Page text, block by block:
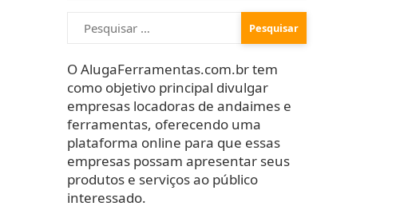
Pesquisar
por:
O AlugaFerramentas.com.br tem
como objetivo principal divulgar
empresas locadoras de andaimes e
ferramentas, oferecendo uma
plataforma online para que essas
empresas possam apresentar seus
produtos e serviços ao público
interessado.